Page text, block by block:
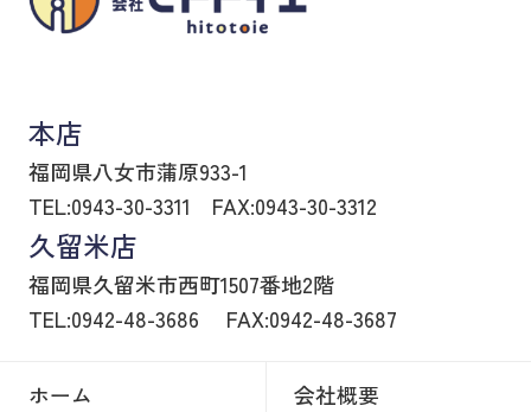
本店
福岡県八女市蒲原933-1
TEL:0943-30-3311
FAX:0943-30-3312
久留米店
福岡県久留米市西町1507番地2階
TEL:0942-48-3686
FAX:0942-48-3687
ホーム
会社概要